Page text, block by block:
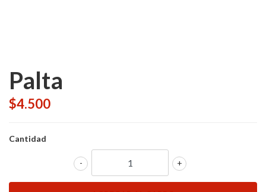
Palta
$4.500
Cantidad
+
-